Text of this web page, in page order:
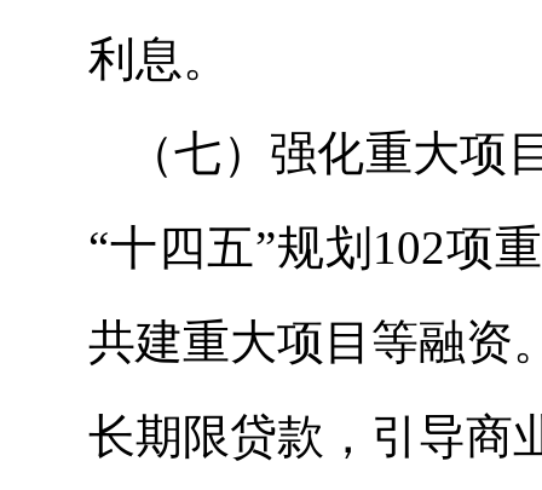
利息。
（七）强化重大
“十四五”规划102项
共建重大项目等融资
长期限贷款，引导商